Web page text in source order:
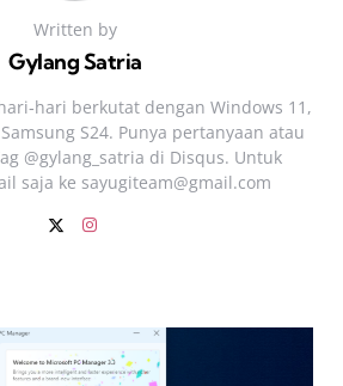
Written by
Gylang Satria
berkutat dengan Windows 11,
S24. Punya pertanyaan atau
@gylang_satria di Disqus. Untuk
saja ke sayugiteam@gmail.com